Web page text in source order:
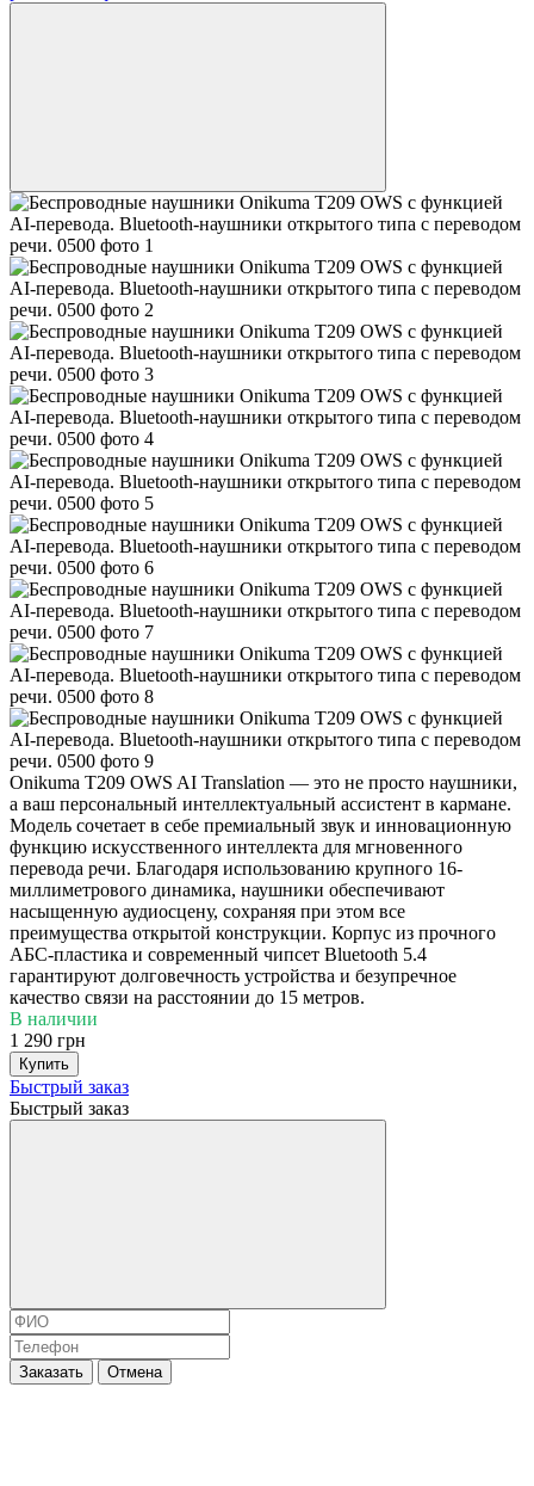
Onikuma T209 OWS AI Translation — это не просто наушники,
а ваш персональный интеллектуальный ассистент в кармане.
Модель сочетает в себе премиальный звук и инновационную
функцию искусственного интеллекта для мгновенного
перевода речи. Благодаря использованию крупного 16-
миллиметрового динамика, наушники обеспечивают
насыщенную аудиосцену, сохраняя при этом все
преимущества открытой конструкции. Корпус из прочного
АБС-пластика и современный чипсет Bluetooth 5.4
гарантируют долговечность устройства и безупречное
качество связи на расстоянии до 15 метров.
В наличии
1 290 грн
Купить
Быстрый заказ
Быстрый заказ
Заказать Отмена